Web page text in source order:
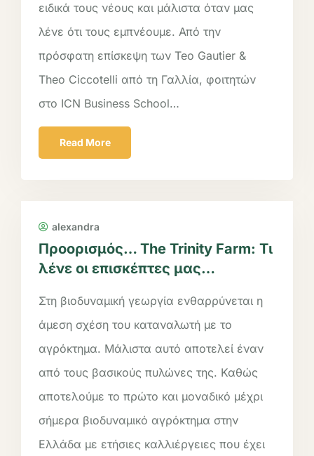
ειδικά τους νέους και μάλιστα όταν μας
λένε ότι τους εμπνέουμε. Από την
πρόσφατη επίσκεψη των Teo Gautier &
Theo Ciccotelli από τη Γαλλία, φοιτητών
στο ICN Business School…
Read More
alexandra
Προορισμός… The Trinity Farm: Τι
λένε οι επισκέπτες μας…
Στη βιοδυναμική γεωργία ενθαρρύνεται η
άμεση σχέση του καταναλωτή με το
αγρόκτημα. Μάλιστα αυτό αποτελεί έναν
από τους βασικούς πυλώνες της. Καθώς
αποτελούμε το πρώτο και μοναδικό μέχρι
σήμερα βιοδυναμικό αγρόκτημα στην
Ελλάδα με ετήσιες καλλιέργειες που έχει